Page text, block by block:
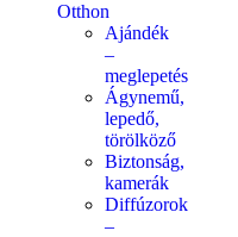
Otthon
Ajándék
–
meglepetés
Ágynemű,
lepedő,
törölköző
Biztonság,
kamerák
Diffúzorok
–